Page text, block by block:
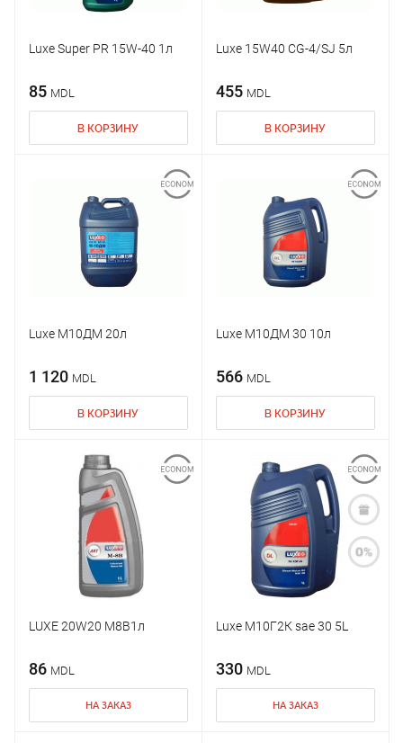
Luxe Super PR 15W-40 1л
85 MDL
В КОРЗИНУ
Luxe 15W40 CG-4/SJ 5л
455 MDL
В КОРЗИНУ
Luxe М10ДМ 20л
1 120 MDL
В КОРЗИНУ
Luxe М10ДМ 30 10л
566 MDL
В КОРЗИНУ
LUXE 20W20 М8В1л
86 MDL
НА ЗАКАЗ
Luxe М10Г2К sae 30 5L
330 MDL
НА ЗАКАЗ